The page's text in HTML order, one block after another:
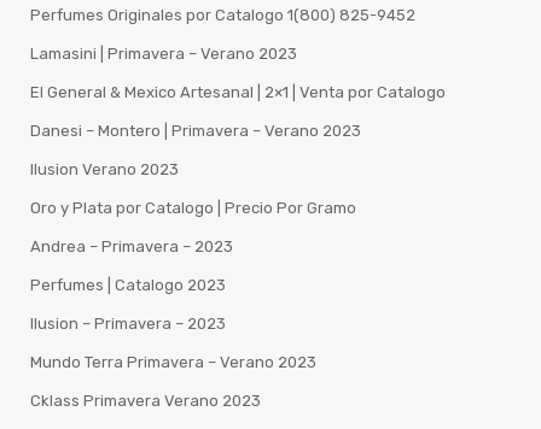
Perfumes Originales por Catalogo 1(800) 825-9452
Lamasini | Primavera – Verano 2023
El General & Mexico Artesanal | 2×1 | Venta por Catalogo
Danesi – Montero | Primavera – Verano 2023
Ilusion Verano 2023
Oro y Plata por Catalogo | Precio Por Gramo
Andrea – Primavera – 2023
Perfumes | Catalogo 2023
Ilusion – Primavera – 2023
Mundo Terra Primavera – Verano 2023
Cklass Primavera Verano 2023